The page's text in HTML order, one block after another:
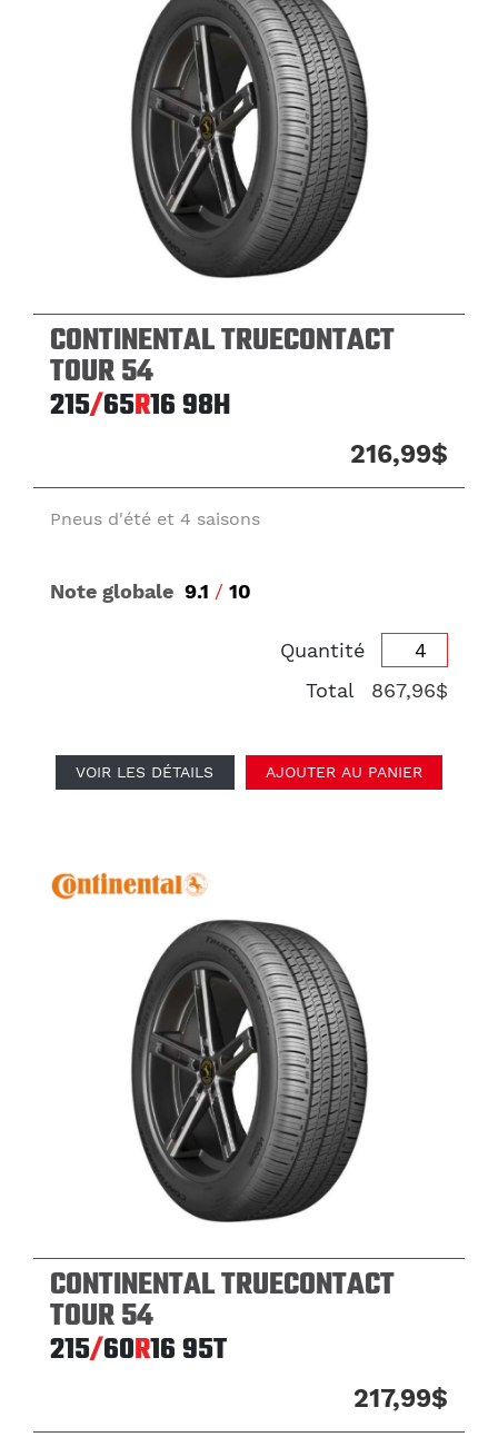
CONTINENTAL TRUECONTACT
TOUR 54
215/65R1698H
216,99$
Pneus d'été et 4 saisons
Note globale 9.1 / 10
Quantité
Total
867,96$
VOIR LES DÉTAILS AJOUTER AU PANIER
CONTINENTAL TRUECONTACT
TOUR 54
215/60R1695T
217,99$